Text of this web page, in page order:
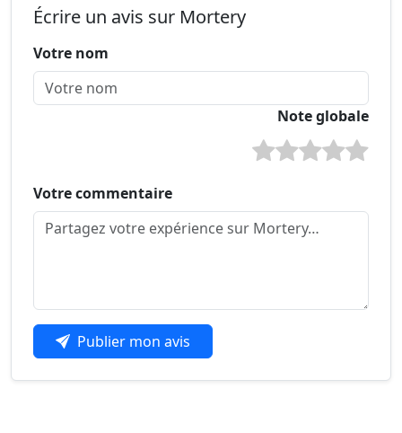
Écrire un avis sur Mortery
Votre nom
Note globale
Votre commentaire
Publier mon avis